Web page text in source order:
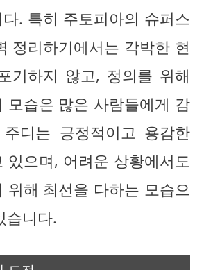
. 특히 주토피아의 슈퍼스
정리하기에서는 각박한 현
기하지 않고, 정의를 위해
모습은 많은 사람들에게 감
디는 긍정적이고 용감한
있으며, 어려운 상황에서도
위해 최선을 다하는 모습으
습니다.